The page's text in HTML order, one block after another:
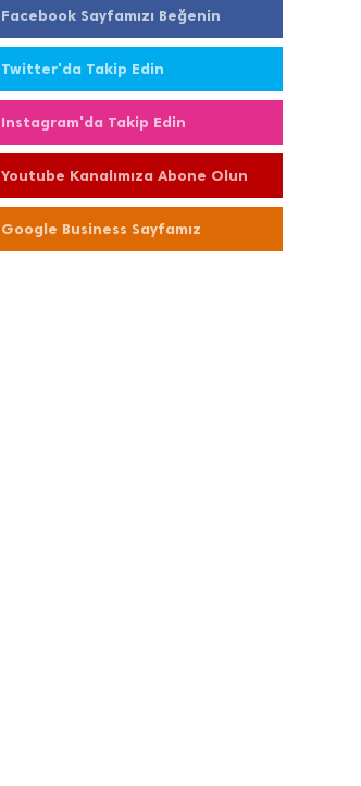
Facebook Sayfamızı Beğenin
Twitter'da Takip Edin
Instagram'da Takip Edin
Youtube Kanalımıza Abone Olun
Google Business Sayfamız